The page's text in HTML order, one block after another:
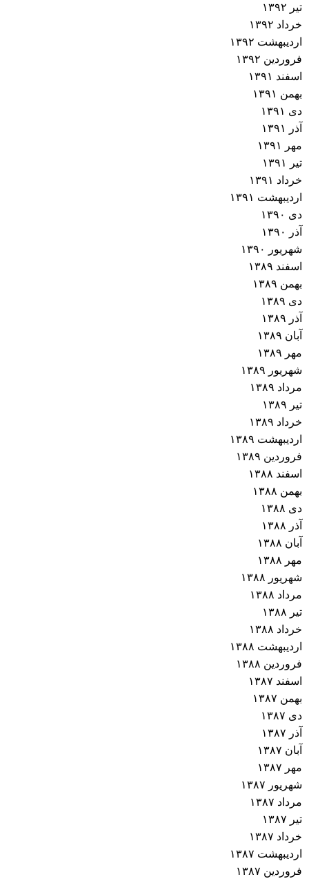
تیر ۱۳۹۲
خرداد ۱۳۹۲
اردیبهشت ۱۳۹۲
فروردین ۱۳۹۲
اسفند ۱۳۹۱
بهمن ۱۳۹۱
دی ۱۳۹۱
آذر ۱۳۹۱
مهر ۱۳۹۱
تیر ۱۳۹۱
خرداد ۱۳۹۱
اردیبهشت ۱۳۹۱
دی ۱۳۹۰
آذر ۱۳۹۰
شهریور ۱۳۹۰
اسفند ۱۳۸۹
بهمن ۱۳۸۹
دی ۱۳۸۹
آذر ۱۳۸۹
آبان ۱۳۸۹
مهر ۱۳۸۹
شهریور ۱۳۸۹
مرداد ۱۳۸۹
تیر ۱۳۸۹
خرداد ۱۳۸۹
اردیبهشت ۱۳۸۹
فروردین ۱۳۸۹
اسفند ۱۳۸۸
بهمن ۱۳۸۸
دی ۱۳۸۸
آذر ۱۳۸۸
آبان ۱۳۸۸
مهر ۱۳۸۸
شهریور ۱۳۸۸
مرداد ۱۳۸۸
تیر ۱۳۸۸
خرداد ۱۳۸۸
اردیبهشت ۱۳۸۸
فروردین ۱۳۸۸
اسفند ۱۳۸۷
بهمن ۱۳۸۷
دی ۱۳۸۷
آذر ۱۳۸۷
آبان ۱۳۸۷
مهر ۱۳۸۷
شهریور ۱۳۸۷
مرداد ۱۳۸۷
تیر ۱۳۸۷
خرداد ۱۳۸۷
اردیبهشت ۱۳۸۷
فروردین ۱۳۸۷